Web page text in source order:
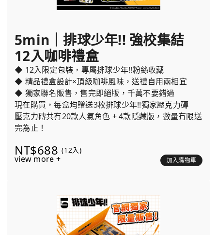
5min｜排球少年!! 強校集結
12入咖啡禮盒
◆ 12入限定包裝，專屬排球少年!!粉絲收藏
◆ 精品禮盒設計×頂級咖啡風味，送禮自用兩相宜
◆ 獨家聯名販售，售完即絕版，千萬不要錯過
現在購買，每盒均贈送3枚排球少年!!獨家壓克力磚
壓克力磚共有20款人氣角色 + 4款隱藏版，數量有限送
完為止！
NT$688 (12入)
view more + 加入購物車